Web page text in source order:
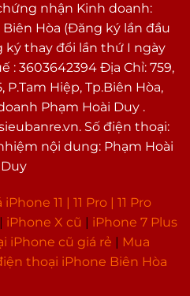
nhận Kinh doanh:
Biên Hòa (Đăng ký lần đầu
ký thay đổi lần thứ I ngày
: 3603642394 Địa Chỉ: 759,
P.Tam Hiệp, Tp.Biên Hòa,
Phạm Hoài Duy .
Số điện thoại:
nội dung: Phạm Hoài
Duy
iPhone 11 | 11 Pro | 11 Pro
| iPhone X cũ | iPhone 7 Plus
iPhone cũ giá rẻ | Mua
thoại iPhone Biên Hòa